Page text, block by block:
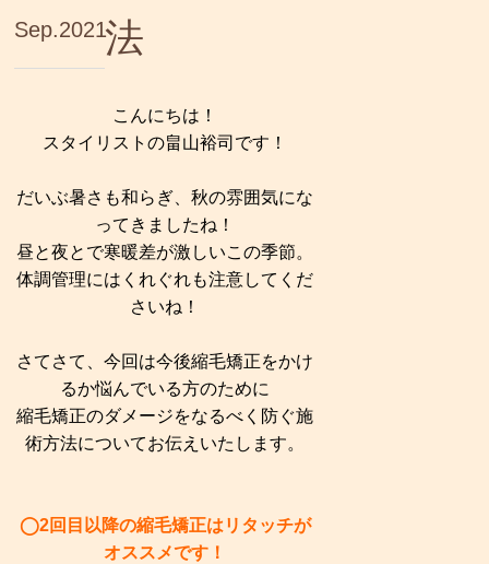
Sep.2021法
こんにちは！
スタイリストの畠山裕司です！
だいぶ暑さも和らぎ、秋の雰囲気にな
ってきましたね！
昼と夜とで寒暖差が激しいこの季節。
体調管理にはくれぐれも注意してくだ
さいね！
さてさて、今回は今後縮毛矯正をかけ
るか悩んでいる方のために
縮毛矯正のダメージをなるべく防ぐ施
術方法についてお伝えいたします。
◯2回目以降の縮毛矯正はリタッチが
オススメです！